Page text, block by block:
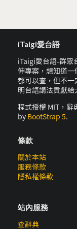
iTaigi愛台語
iTaigi愛台語-群眾
伸專案，想知道
都可以查，但不
明台語講法貢獻
程式授權 MIT，辭
by BootStrap 5.
條款
關於本站
服務條款
隱私權條款
站內服務
查辭典